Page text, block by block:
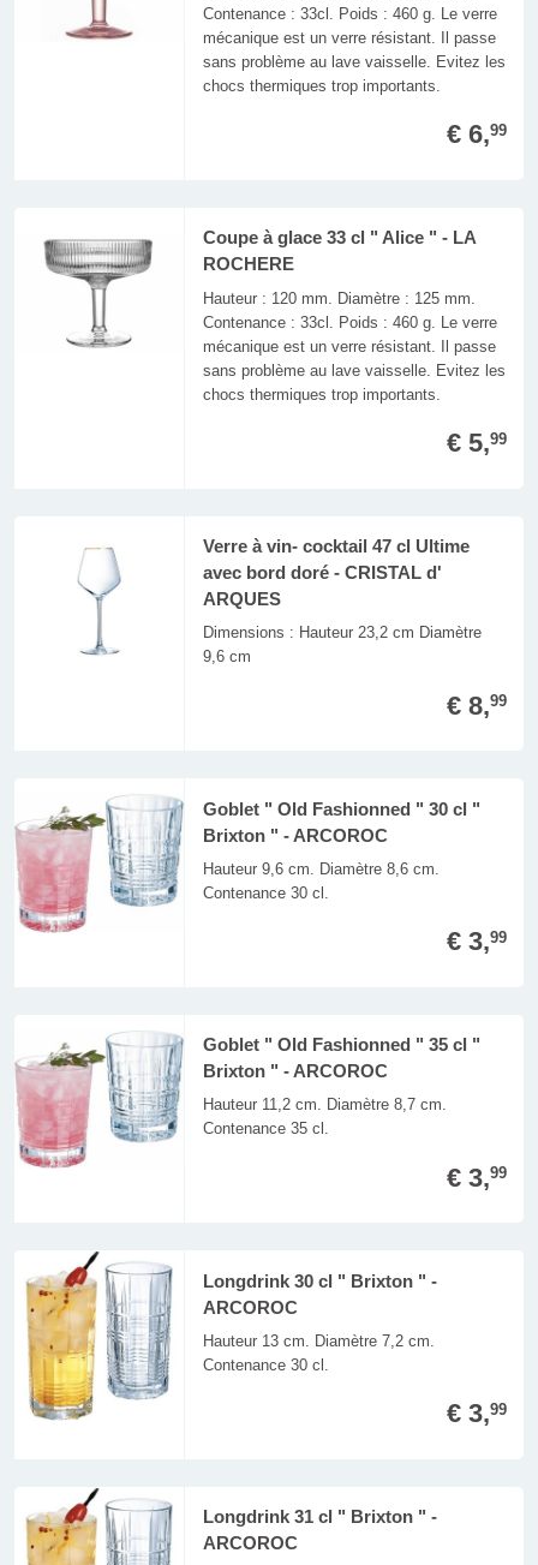
Contenance : 33cl. Poids : 460 g. Le verre
mécanique est un verre résistant. Il passe
sans problème au lave vaisselle. Evitez les
chocs thermiques trop importants.
€ 6,99
Coupe à glace 33 cl " Alice " - LA
ROCHERE
Hauteur : 120 mm. Diamètre : 125 mm.
Contenance : 33cl. Poids : 460 g. Le verre
mécanique est un verre résistant. Il passe
sans problème au lave vaisselle. Evitez les
chocs thermiques trop importants.
€ 5,99
Verre à vin- cocktail 47 cl Ultime
avec bord doré - CRISTAL d'
ARQUES
Dimensions : Hauteur 23,2 cm Diamètre
9,6 cm
€ 8,99
Goblet " Old Fashionned " 30 cl "
Brixton " - ARCOROC
Hauteur 9,6 cm. Diamètre 8,6 cm.
Contenance 30 cl.
€ 3,99
Goblet " Old Fashionned " 35 cl "
Brixton " - ARCOROC
Hauteur 11,2 cm. Diamètre 8,7 cm.
Contenance 35 cl.
€ 3,99
Longdrink 30 cl " Brixton " -
ARCOROC
Hauteur 13 cm. Diamètre 7,2 cm.
Contenance 30 cl.
€ 3,99
Longdrink 31 cl " Brixton " -
ARCOROC